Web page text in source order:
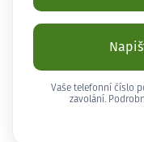
Vaše telefonní číslo
zavolání.